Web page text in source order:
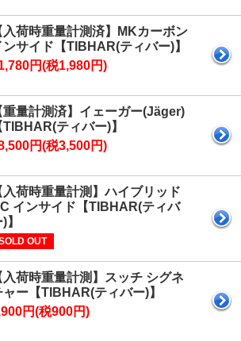
入荷時重量計測済】MKカーボン
ンサイド【TIBHAR(ティバー)】
円(税1,980円)
重量計測済】イェーガー(Jäger)
TIBHAR(ティバー)】
円(税3,500円)
入荷時重量計測】ハイブリッド
インサイド【TIBHAR(ティバ
】
OUT
入荷時重量計測】スッチ シグネ
ャー【TIBHAR(ティバー)】
円(税900円)